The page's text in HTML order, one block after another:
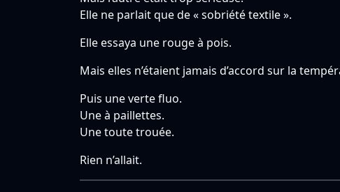
Elle ne parlait que de « sobriété textile ».
Elle essaya une rouge à pois.
Mais elles n’étaient jamais d’accord sur la
Puis une verte fluo.
Une à paillettes.
Une toute trouée.
Rien n’allait.